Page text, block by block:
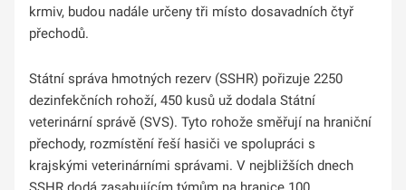
krmiv, budou nadále určeny tři místo dosavadních čtyř
přechodů.
Státní správa hmotných rezerv (SSHR) pořizuje 2250
dezinfekčních rohoží, 450 kusů už dodala Státní
veterinární správě (SVS). Tyto rohože směřují na hraniční
přechody, rozmístění řeší hasiči ve spolupráci s
krajskými veterinárními správami. V nejbližších dnech